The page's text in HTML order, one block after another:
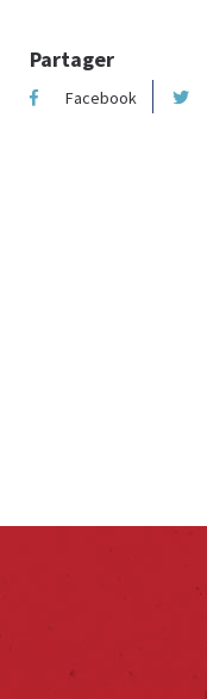
Partager
Facebook